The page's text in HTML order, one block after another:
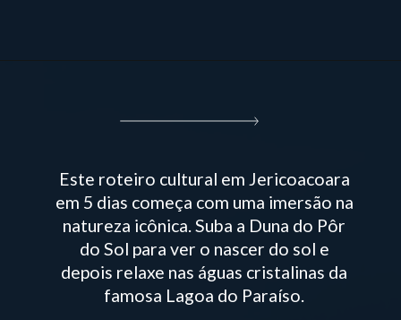
Este roteiro cultural em Jericoacoara
em 5 dias começa com uma imersão na
natureza icônica. Suba a Duna do Pôr
do Sol para ver o nascer do sol e
depois relaxe nas águas cristalinas da
famosa Lagoa do Paraíso.